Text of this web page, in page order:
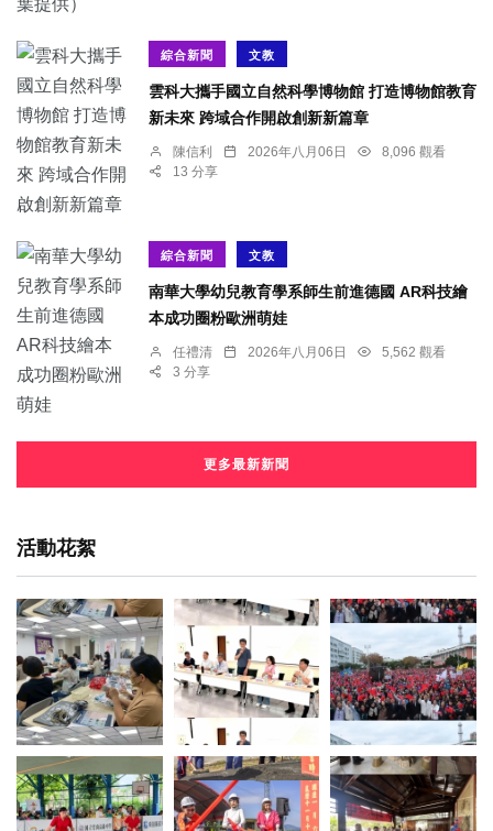
綜合新聞 文教
雲科大攜手國立自然科學博物館 打造博物館教育
新未來 跨域合作開啟創新新篇章
陳信利 2026年八月06日
8,096 觀看
13 分享
綜合新聞 文教
南華大學幼兒教育學系師生前進德國 AR科技繪
本成功圈粉歐洲萌娃
任禮清 2026年八月06日
5,562 觀看
3 分享
更多最新新聞
活動花絮